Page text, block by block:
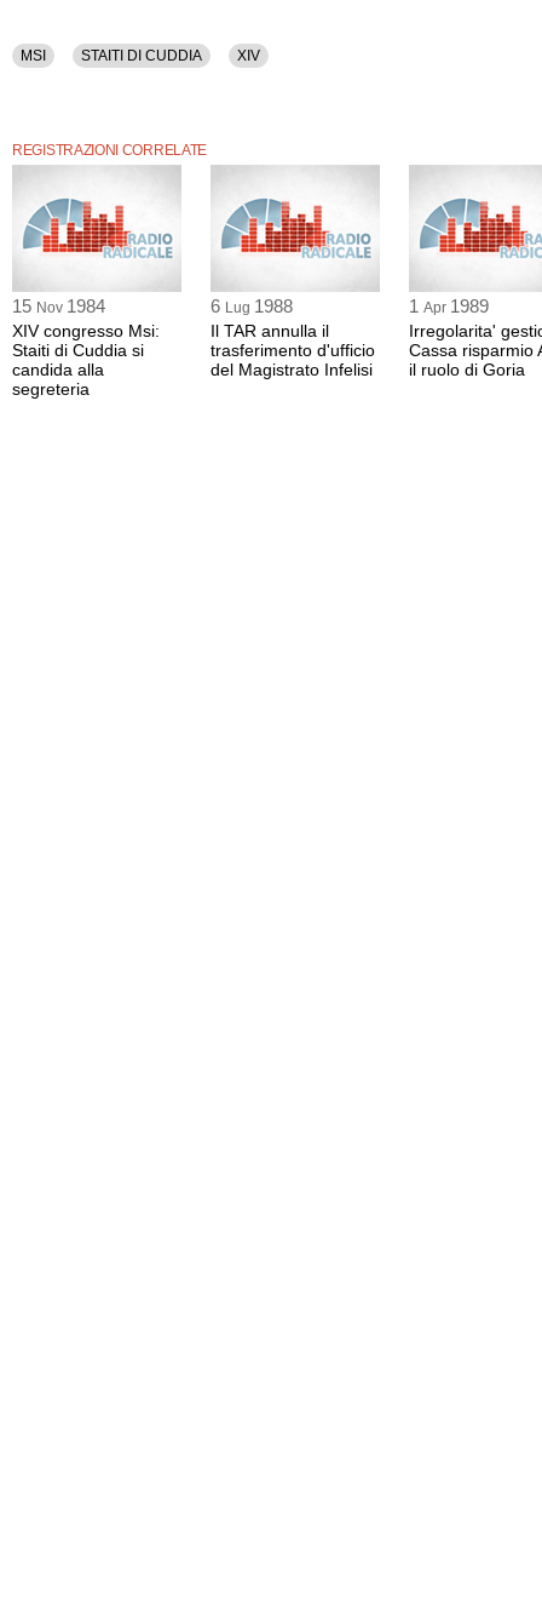
MSI STAITI DI CUDDIA XIV
REGISTRAZIONI CORRELATE
15 Nov 1984
XIV congresso Msi:
Staiti di Cuddia si
candida alla
segreteria
6 Lug 1988
Il TAR annulla il
trasferimento d'ufficio
del Magistrato Infelisi
1 Apr 1989
Irregolarita'
Cassa risparmio
il ruolo di Goria